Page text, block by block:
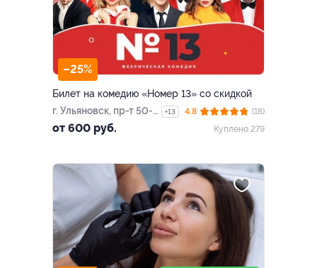
–25%
Билет на комедию «Номер 13» со скидкой
г. Ульяновск, пр-т 50-
летия ВЛКСМ, д. 15
«Патриот»)
+13
от 600 руб.
4.8
(18)
Куплено 279